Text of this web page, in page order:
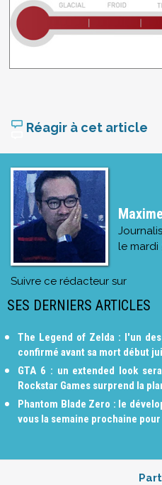
Réagir à cet article
le mardi
Suivre ce rédacteur sur
SES DERNIERS ARTICLES
The Legend of Zelda : l'un
confirmé avant sa mort début
GTA 6 : un extended look
Rockstar Games surprend la
Phantom Blade Zero : le
vous la semaine prochaine